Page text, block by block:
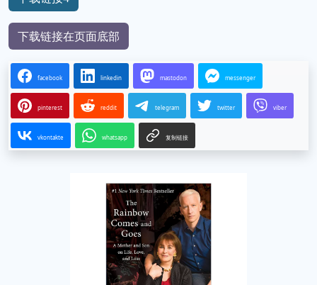
下载链接在页面底部
facebook linkedin mastodon messenger
pinterest reddit telegram twitter viber
vkontakte whatsapp 复制链接